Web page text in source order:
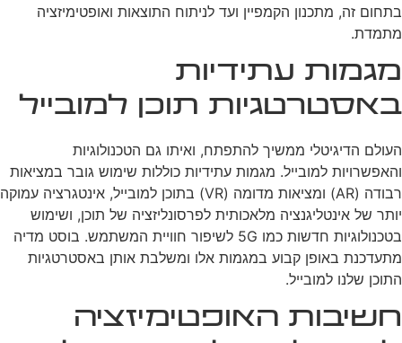
בתחום זה, מתכנון הקמפיין ועד לניתוח התוצאות ואופטימיזציה
מתמדת.
מגמות עתידיות
באסטרטגיות תוכן למובייל
העולם הדיגיטלי ממשיך להתפתח, ואיתו גם הטכנולוגיות
והאפשרויות למובייל. מגמות עתידיות כוללות שימוש גובר במציאות
רבודה (AR) ומציאות מדומה (VR) בתוכן למובייל, אינטגרציה עמוקה
יותר של אינטליגנציה מלאכותית לפרסונליזציה של תוכן, ושימוש
בטכנולוגיות חדשות כמו 5G לשיפור חוויית המשתמש. בוסט מדיה
מתעדכנת באופן קבוע במגמות אלו ומשלבת אותן באסטרטגיות
התוכן שלנו למובייל.
חשיבות האופטימיזציה